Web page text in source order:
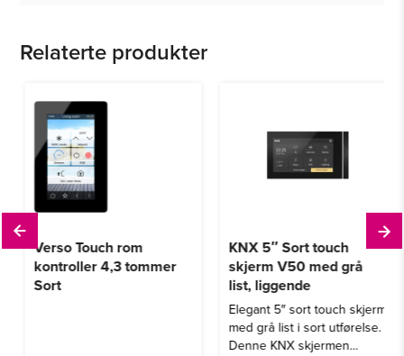
Relaterte produkter
Verso Touch rom
kontroller 4,3 tommer
Sort
KNX 5″ Sort touch
skjerm V50 med grå
list, liggende
Elegant 5″ sort touch skjerm
med grå list i sort utførelse.
Denne KNX skjermen